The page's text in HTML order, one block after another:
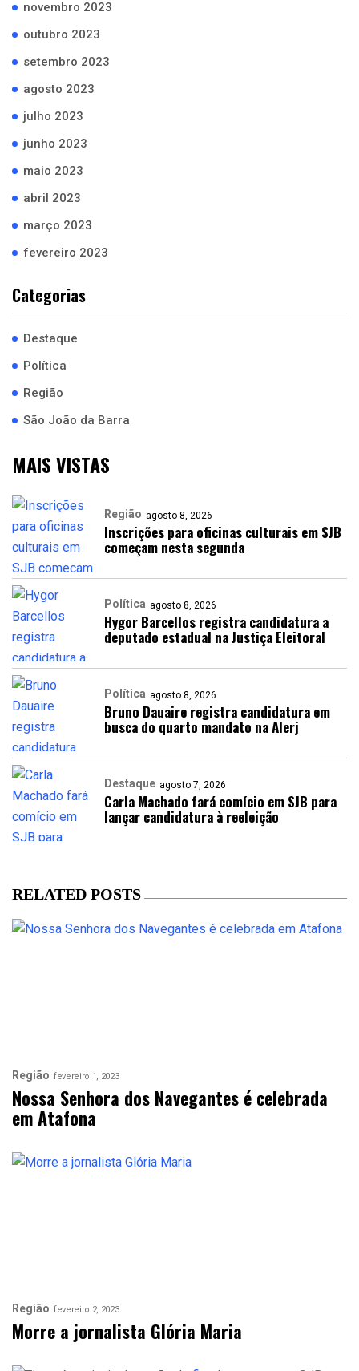
novembro 2023
outubro 2023
setembro 2023
agosto 2023
julho 2023
junho 2023
maio 2023
abril 2023
março 2023
fevereiro 2023
Categorias
Destaque
Política
Região
São João da Barra
MAIS VISTAS
Região agosto 8, 2026
Inscrições para oficinas culturais em SJB
começam nesta segunda
Política agosto 8, 2026
Hygor Barcellos registra candidatura a
deputado estadual na Justiça Eleitoral
Política agosto 8, 2026
Bruno Dauaire registra candidatura em
busca do quarto mandato na Alerj
Destaque agosto 7, 2026
Carla Machado fará comício em SJB para
lançar candidatura à reeleição
RELATED POSTS
Região fevereiro 1, 2023
Nossa Senhora dos Navegantes é celebrada
em Atafona
Região fevereiro 2, 2023
Morre a jornalista Glória Maria